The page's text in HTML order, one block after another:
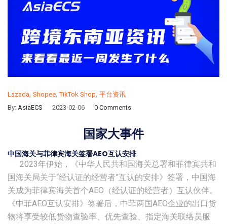
Lazada, Shopee,TikTok Shop, 平台资讯
By: AsiaECS 2023-02-06 0 Comments
国家大事件
中国海关与菲律宾海关签署AEO互认安排
2023年伊始，《中华人民共和国海关总署和菲律宾共和
国海关局关于“经认证的经营者”互认的安排》签署，中国海
关成为菲律宾海关首个AEO（经认证的经营者）互认伙伴。
《中菲AEO互认安排》签署后，中菲两国AEO企业的出口货
物将享受较低货物查验率、优先查验、指定海关联络员服